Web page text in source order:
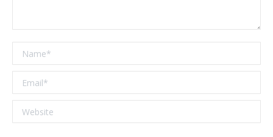
Name *
Email *
Website